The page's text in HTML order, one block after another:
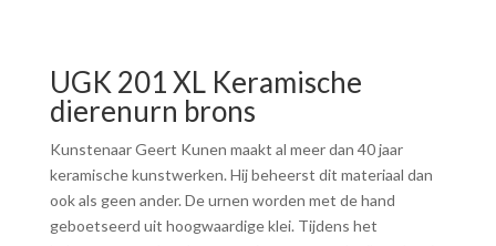
UGK 201 XL Keramische
dierenurn brons
Kunstenaar Geert Kunen maakt al meer dan 40 jaar
keramische kunstwerken. Hij beheerst dit materiaal dan
ook als geen ander. De urnen worden met de hand
geboetseerd uit hoogwaardige klei. Tijdens het